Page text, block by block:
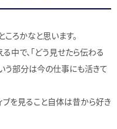
ろかなと思います。
中で、「どう見せたら伝わる
う部分は今の仕事にも活きて
ブを見ること自体は昔から好き